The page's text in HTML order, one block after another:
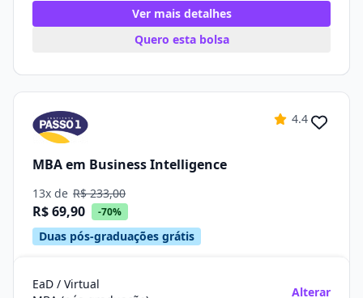
Ver mais detalhes
Quero esta bolsa
4.4
MBA em Business Intelligence
13x de R$ 233,00
R$ 69,90 -70%
Duas pós-graduações grátis
EaD / Virtual
Alterar